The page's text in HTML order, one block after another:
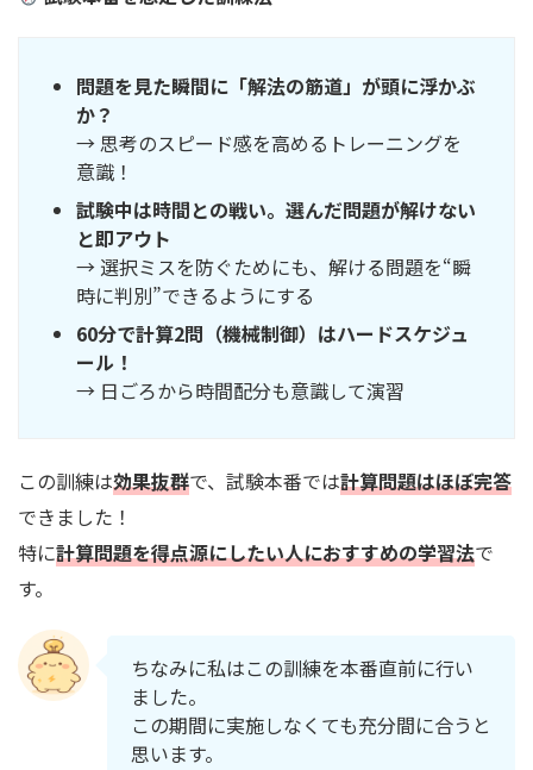
問題を見た瞬間に「解法の筋道」が頭に浮かぶ
か？
→ 思考のスピード感を高めるトレーニングを
意識！
試験中は時間との戦い。選んだ問題が解けない
と即アウト
→ 選択ミスを防ぐためにも、解ける問題を“瞬
時に判別”できるようにする
60分で計算2問（機械制御）はハードスケジュ
ール！
→ 日ごろから時間配分も意識して演習
この訓練は効果抜群で、試験本番では計算問題はほぼ完答
できました！
特に計算問題を得点源にしたい人におすすめの学習法で
す。
ちなみに私はこの訓練を本番直前に行い
ました。
この期間に実施しなくても充分間に合うと
思います。